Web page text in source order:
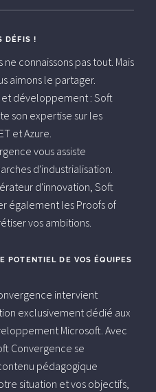
DÉFIS !
connaissons pas tout. Mais
aimons le partager.
développement : Soft
son expertise sur les
et Azure.
vous assiste
d'industrialisation.
d'innovation, Soft
également les Proofs of
vos ambitions.
POTENTIEL DE VOS ÉQUIPES
intervient
exclusivement dédié aux
Microsoft. Avec
Convergence se
pédagogique
situation et vos objectifs,